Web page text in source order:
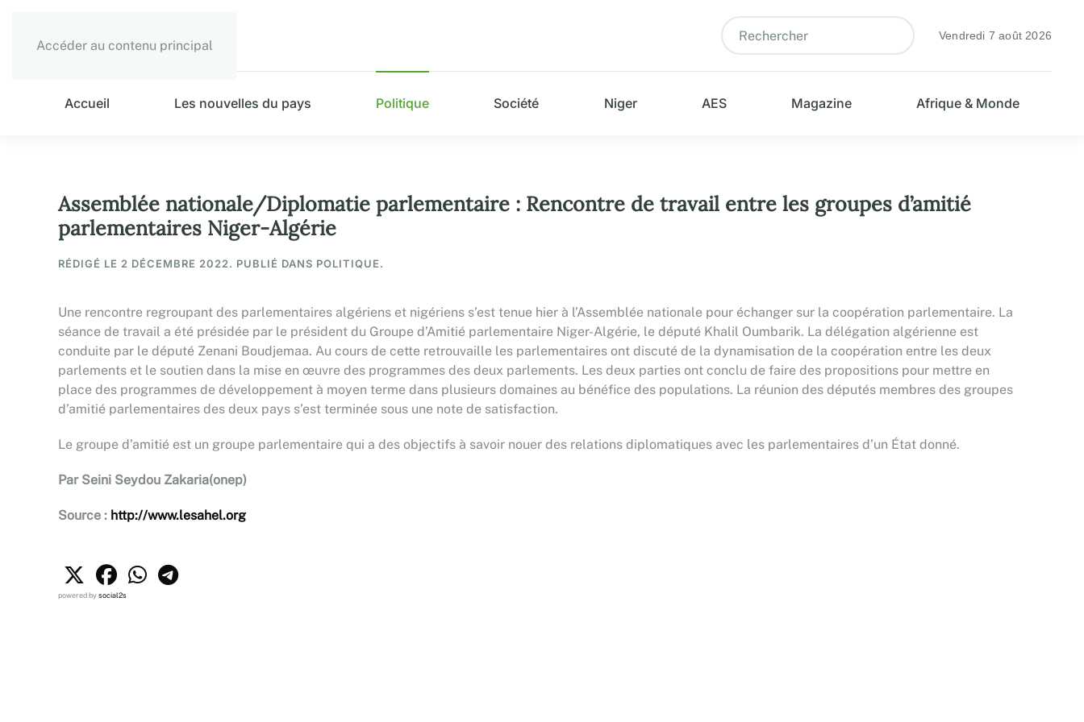
Accéder au contenu principal
Vendredi 7 août 2026
Accueil Les nouvelles du pays Politique Société Niger AES Magazine Afrique & Monde
Assemblée nationale/Diplomatie parlementaire : Rencontre de travail entre les groupes d’amitié
parlementaires Niger-Algérie
RÉDIGÉ LE 2 DÉCEMBRE 2022. PUBLIÉ DANS POLITIQUE.
Une rencontre regroupant des parlementaires algériens et nigériens s’est tenue hier à l’Assemblée nationale pour échanger sur la coopération parlementaire. La
séance de travail a été présidée par le président du Groupe d’Amitié parlementaire Niger-Algérie, le député Khalil Oumbarik. La délégation algérienne est
conduite par le député Zenani Boudjemaa. Au cours de cette retrouvaille les parlementaires ont discuté de la dynamisation de la coopération entre les deux
parlements et le soutien dans la mise en œuvre des programmes des deux parlements. Les deux parties ont conclu de faire des propositions pour mettre en
place des programmes de développement à moyen terme dans plusieurs domaines au bénéfice des populations. La réunion des députés membres des groupes
d’amitié parlementaires des deux pays s’est terminée sous une note de satisfaction.
Le groupe d’amitié est un groupe parlementaire qui a des objectifs à savoir nouer des relations diplomatiques avec les parlementaires d’un État donné.
Par Seini Seydou Zakaria(onep)
Source : http://www.lesahel.org
powered bysocial2s